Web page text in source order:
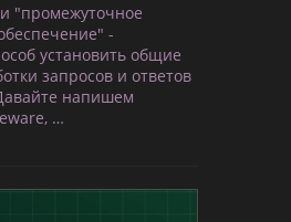
"промежуточное
-
установить общие
запросов и ответов
напишем
…